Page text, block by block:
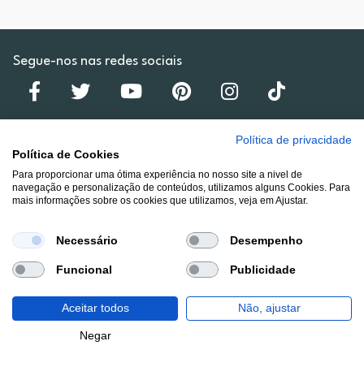
Segue-nos nas redes sociais
Lojas
Institucional
Cartão RP-ON
Campanhas
Política de privacidade
Política de Cookies
Para proporcionar uma ótima experiência no nosso site a nivel de
navegação e personalização de conteúdos, utilizamos alguns Cookies. Para
mais informações sobre os cookies que utilizamos, veja em Ajustar.
Necessário Desempenho
Funcional Publicidade
Aceitar todos Não, ajustar
Negar